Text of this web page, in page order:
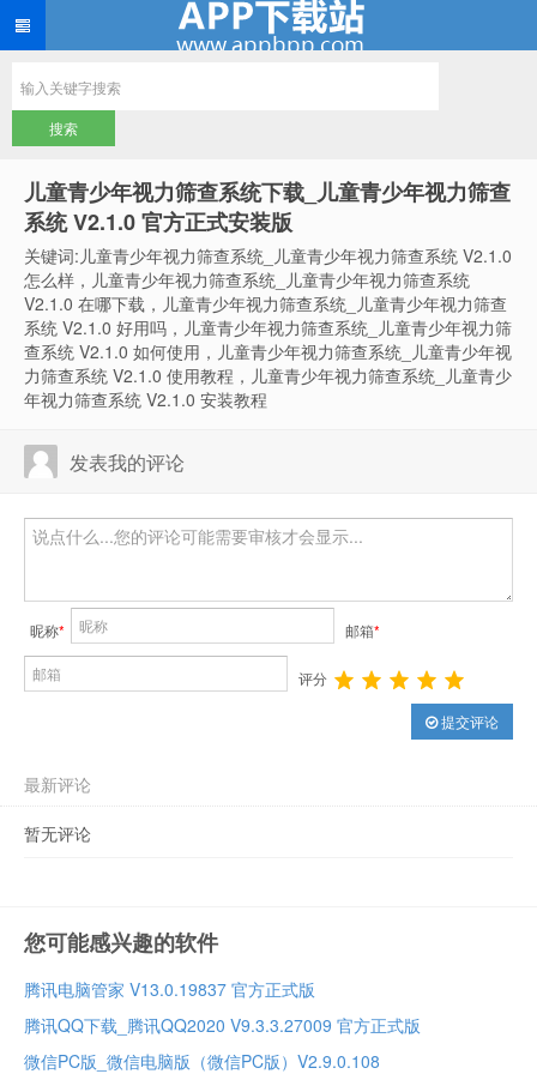
儿童青少年视力筛查系统下载_儿童青少年视力筛查
系统 V2.1.0 官方正式安装版
关键词:儿童青少年视力筛查系统_儿童青少年视力筛查系统 V2.1.0
怎么样，儿童青少年视力筛查系统_儿童青少年视力筛查系统
V2.1.0 在哪下载，儿童青少年视力筛查系统_儿童青少年视力筛查
系统 V2.1.0 好用吗，儿童青少年视力筛查系统_儿童青少年视力筛
查系统 V2.1.0 如何使用，儿童青少年视力筛查系统_儿童青少年视
力筛查系统 V2.1.0 使用教程，儿童青少年视力筛查系统_儿童青少
年视力筛查系统 V2.1.0 安装教程
发表我的评论
昵称* 邮箱*
评分
提交评论
最新评论
暂无评论
您可能感兴趣的软件
腾讯电脑管家 V13.0.19837 官方正式版
腾讯QQ下载_腾讯QQ2020 V9.3.3.27009 官方正式版
微信PC版_微信电脑版（微信PC版）V2.9.0.108